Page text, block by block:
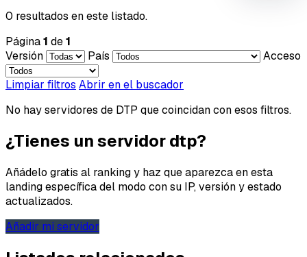
0 resultados en este listado.
Página1 de1
Versión
País
Acceso
Limpiar filtros Abrir en el buscador
No hay servidores de DTP que coincidan con esos filtros.
¿Tienes un servidor dtp?
Añádelo gratis al ranking y haz que aparezca en esta
landing específica del modo con su IP, versión y estado
actualizados.
Añadir mi servidor
Lo que gusta